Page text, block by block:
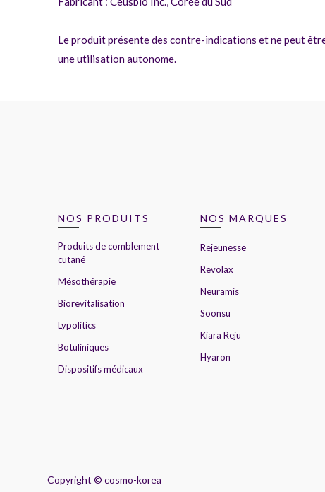
Le produit présente des contre-indications et ne peut
une utilisation autonome.
NOS PRODUITS
Produits de comblement
cutané
Mésothérapie
Biorevitalisation
Lypolitics
Botuliniques
Dispositifs médicaux
NOS MARQUES
Rejeunesse
Revolax
Neuramis
Soonsu
Kiara Reju
Hyaron
Copyright © cosmo-korea